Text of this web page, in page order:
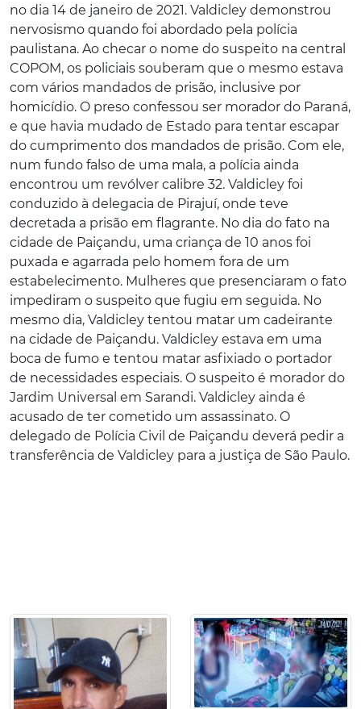
no dia 14 de janeiro de 2021. Valdicley demonstrou
nervosismo quando foi abordado pela polícia
paulistana. Ao checar o nome do suspeito na central
COPOM, os policiais souberam que o mesmo estava
com vários mandados de prisão, inclusive por
homicídio. O preso confessou ser morador do Paraná,
e que havia mudado de Estado para tentar escapar
do cumprimento dos mandados de prisão. Com ele,
num fundo falso de uma mala, a polícia ainda
encontrou um revólver calibre 32. Valdicley foi
conduzido à delegacia de Pirajuí, onde teve
decretada a prisão em flagrante. No dia do fato na
cidade de Paiçandu, uma criança de 10 anos foi
puxada e agarrada pelo homem fora de um
estabelecimento. Mulheres que presenciaram o fato
impediram o suspeito que fugiu em seguida. No
mesmo dia, Valdicley tentou matar um cadeirante
na cidade de Paiçandu. Valdicley estava em uma
boca de fumo e tentou matar asfixiado o portador
de necessidades especiais. O suspeito é morador do
Jardim Universal em Sarandi. Valdicley ainda é
acusado de ter cometido um assassinato. O
delegado de Polícia Civil de Paiçandu deverá pedir a
transferência de Valdicley para a justiça de São Paulo.